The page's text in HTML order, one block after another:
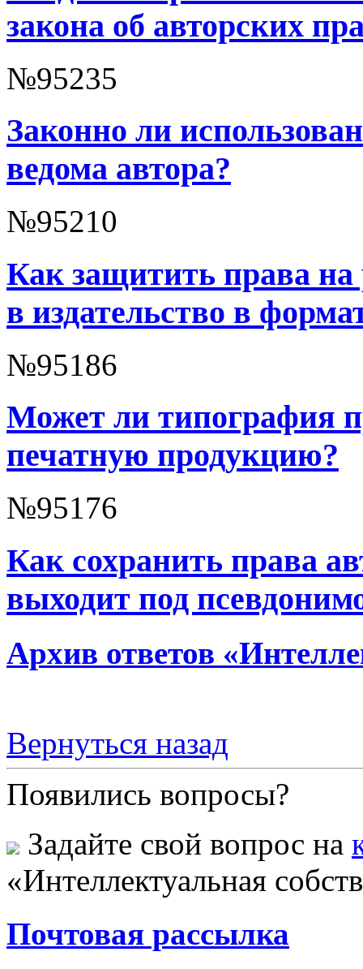
закона об авторских
№95235
Законно ли
ведома автора?
№95210
Как защитить права на
в издательство в
№95186
Может ли типография
печатную продукцию?
№95176
Как сохранить права
выходит под
Архив ответов
Вернуться назад
Появились вопросы?
Задайте свой вопрос на
«Интеллектуальная
Почтовая рассылка